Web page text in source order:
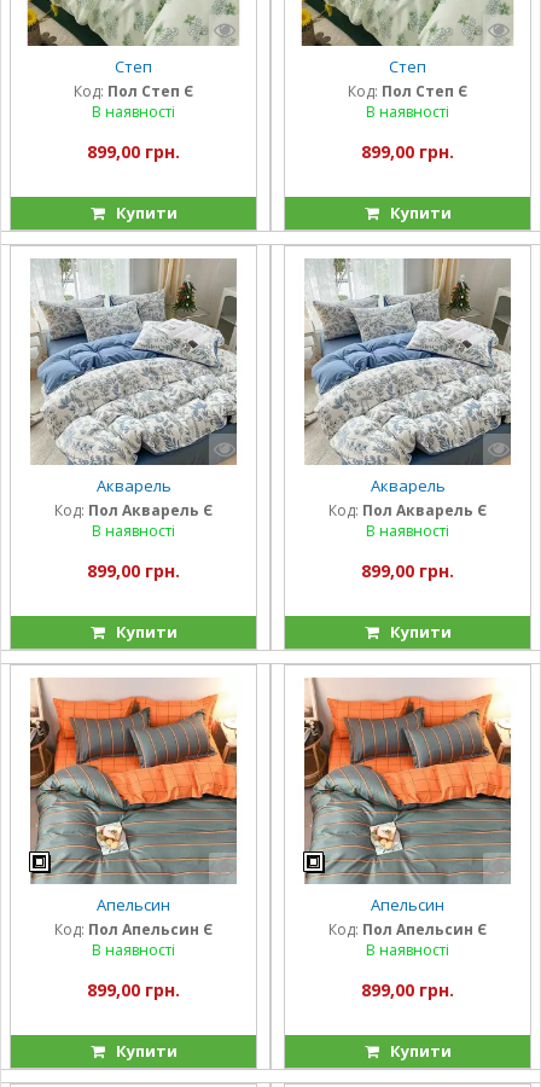
Степ
Код: Пол Степ Є
В наявності
899,00 грн.
Купити
Степ
Код: Пол Степ Є
В наявності
899,00 грн.
Купити
Акварель
Код: Пол Акварель Є
В наявності
899,00 грн.
Купити
Акварель
Код: Пол Акварель Є
В наявності
899,00 грн.
Купити
Апельсин
Код: Пол Апельсин Є
В наявності
899,00 грн.
Купити
Апельсин
Код: Пол Апельсин Є
В наявності
899,00 грн.
Купити